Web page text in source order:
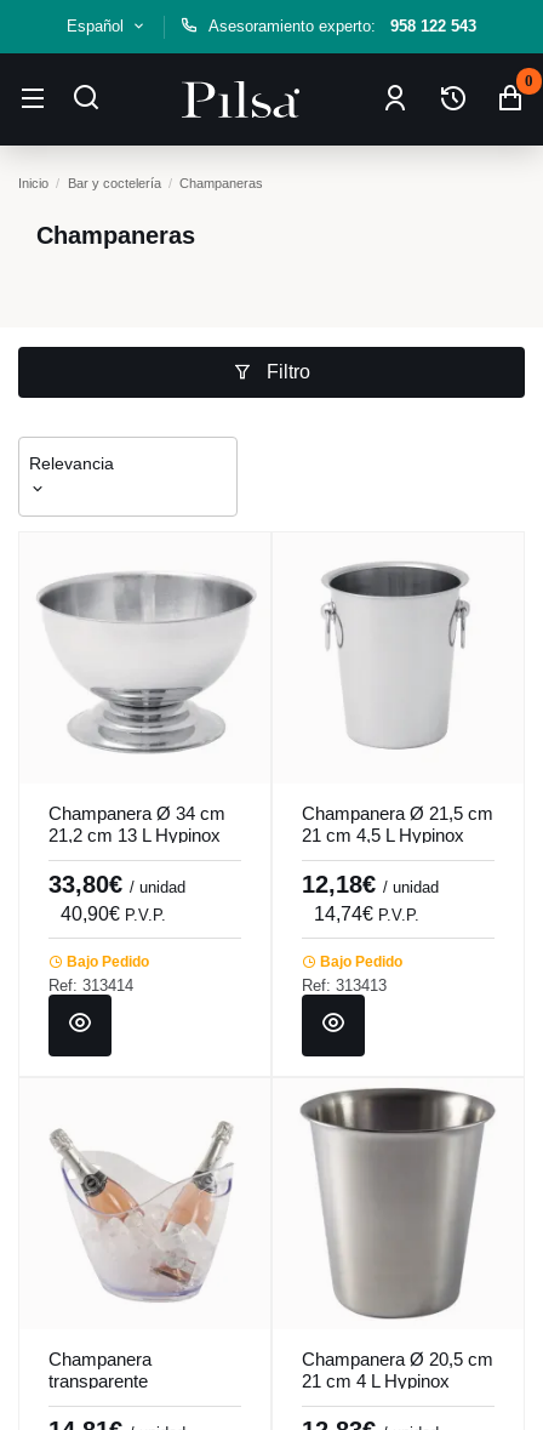
Español Asesoramiento experto: 958 122 543
0
Inicio Bar y coctelería Champaneras
Champaneras
Filtro
Relevancia
Champanera Ø 34 cm
21,2 cm 13 L Hypinox
Pro.mundi
33,80€ / unidad
40,90€ P.V.P.
Bajo Pedido
Ref: 313414
Champanera Ø 21,5 cm
21 cm 4,5 L Hypinox
Pro.mundi
12,18€ / unidad
14,74€ P.V.P.
Bajo Pedido
Ref: 313413
Champanera
transparente
35x25,5x26 cm 8 L
Pro.mundi
Champanera Ø 20,5 cm
21 cm 4 L Hypinox
Pro.mundi